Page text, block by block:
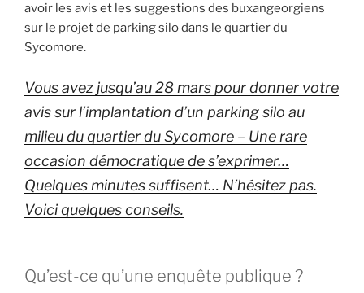
avoir les avis et les suggestions des buxangeorgiens
sur le projet de parking silo dans le quartier du
Sycomore.
Vous avez jusqu’au 28 mars pour donner votre
avis sur l’implantation d’un parking silo au
milieu du quartier du Sycomore – Une rare
occasion démocratique de s’exprimer…
Quelques minutes suffisent… N’hésitez pas.
Voici quelques conseils.
Qu’est-ce qu’une enquête publique ?